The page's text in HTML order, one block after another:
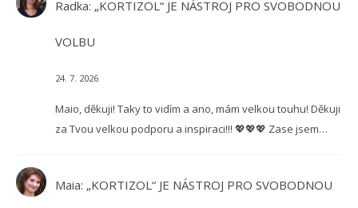
Radka: „KORTIZOL“ JE NÁSTROJ PRO SVOBODNOU
VOLBU
24. 7. 2026
Maio, děkuji! Taky to vidím a ano, mám velkou touhu! Děkuji
za Tvou velkou podporu a inspiraci!!! 💖💖💖 Zase jsem…
Maia: „KORTIZOL“ JE NÁSTROJ PRO SVOBODNOU